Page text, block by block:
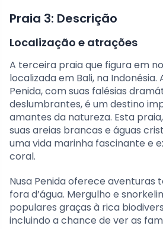
Praia 3: Descrição
Localização e atrações
A terceira praia que figura em
localizada em Bali, na Indonésia.
Penida, com suas falésias
deslumbrantes, é um destino
amantes da natureza. Esta
suas areias brancas e águas
uma vida marinha fascinante e
coral.
Nusa Penida oferece aventuras
fora d’água. Mergulho e
populares graças à rica
incluindo a chance de ver as